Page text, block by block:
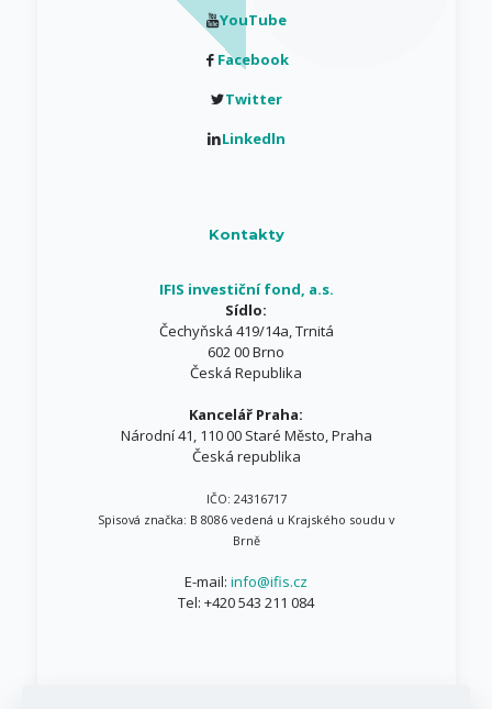
YouTube
Facebook
Twitter
Linkedln
Kontakty
IFIS investiční fond, a.s.
Sídlo:
Čechyňská 419/14a, Trnitá
602 00 Brno
Česká Republika
Kancelář Praha:
Národní 41, 110 00 Staré Město, Praha
Česká republika
IČO: 24316717
Spisová značka: B 8086 vedená u Krajského soudu v
Brně
E-mail: info@ifis.cz
Tel: +420 543 211 084